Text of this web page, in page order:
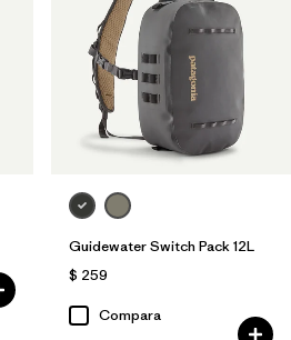
Guidewater Switch Pack 12L
$ 259
Compara